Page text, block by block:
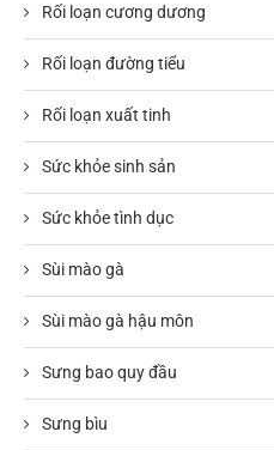
Rối loạn cương dương
Rối loạn đường tiểu
Rối loạn xuất tinh
Sức khỏe sinh sản
Sức khỏe tình dục
Sùi mào gà
Sùi mào gà hậu môn
Sưng bao quy đầu
Sưng bìu